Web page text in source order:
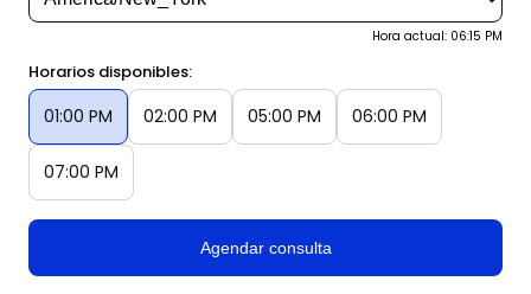
Hora actual: 06:15 PM
Horarios disponibles:
01:00 PM 02:00 PM 05:00 PM 06:00 PM
07:00 PM
Agendar consulta